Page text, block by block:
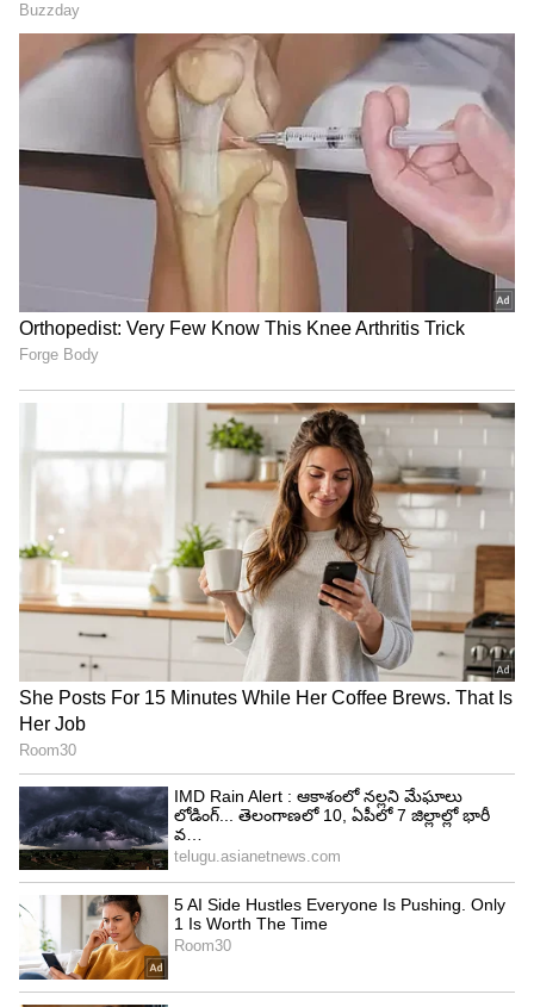
Related Articles
Gold Price: గోల్డ్ కొనేవారికి గుడ్ న్యూస్..పతనమైన
వెండి.. పసిడి ప్రియులకు భారీ ఊరట
Gold Prices: ఇన్వెస్టర్లకు గుడ్ న్యూస్.. మళ్లీ పెరిగిన
Image Credit :Gemini
బంగారం బాటలోనే వెండి
ఇక వెండి విషయానికి వస్తే.. బంగారం కంటే ఎక్కువగా ధర
పడిపోయింది. కిలో వెండి ధర ఏకంగా రూ.5,000 మేర తగ్గి
ప్రస్తుతం రూ.2.50 లక్షల వద్ద ట్రేడవుతోంది. ఇటీవల
వరుసగా పెరిగిన వెండి ధరలు కొనుగోలుదారుల్లో ఆందోళన
కలిగించగా, తాజా తగ్గుదల కొంత ఊరటనిస్తోంది.